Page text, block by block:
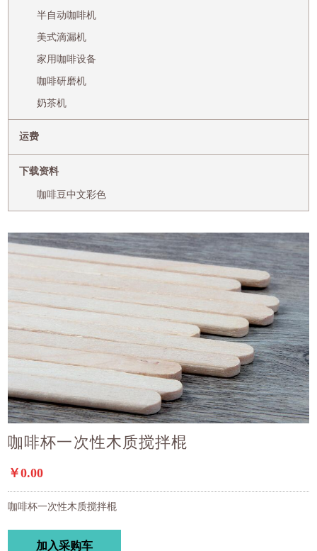
半自动咖啡机
美式滴漏机
家用咖啡设备
咖啡研磨机
奶茶机
运费
下载资料
咖啡豆中文彩色
咖啡杯一次性木质搅拌棍
￥0.00
咖啡杯一次性木质搅拌棍
加入采购车